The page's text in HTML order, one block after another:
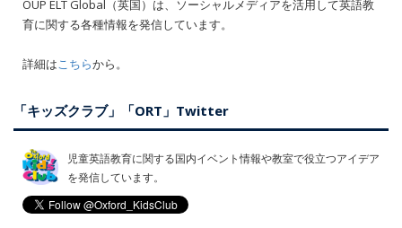
OUP ELT Global（英国）は、ソーシャルメディアを活用して英語教
育に関する各種情報を発信しています。
詳細はこちらから。
「キッズクラブ」「ORT」Twitter
児童英語教育に関する国内イベント情報や教室で役立つアイデア
を発信しています。